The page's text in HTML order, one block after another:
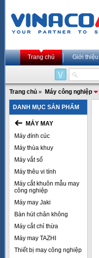
Trang chủ Giới thiệu
Trang chủ » Máy công nghiệp
DANH MỤC SẢN PHẨM
MÁY MAY
Máy đính cúc
Máy thùa khuy
Máy vắt sổ
Máy thêu vi tính
Máy cắt khuôn mẫu may
công nghiệp
Máy may Jaki
Bàn hút chân không
Máy cắt chỉ thừa
Máy may TAZHI
Thiết bị may công nghiệp